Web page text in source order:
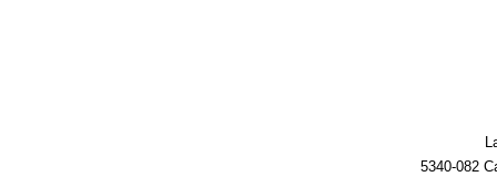
5340-082